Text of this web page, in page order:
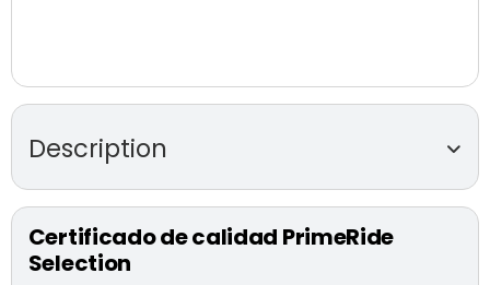
Description
Motor Desmosedici Stradale V4 de 1,103 cc y 208 CV.
Certificado de calidad PrimeRide
Selection